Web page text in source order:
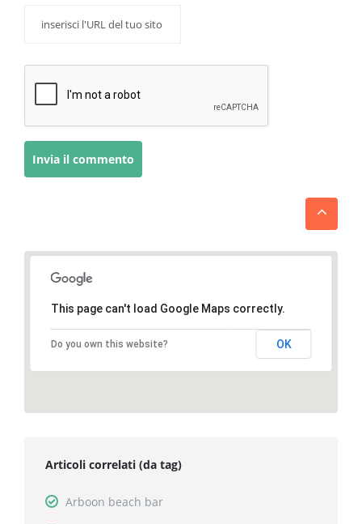
This page can't load Google Maps correctly.
Do you own this website? OK
Articoli correlati (da tag)
Arboon beach bar